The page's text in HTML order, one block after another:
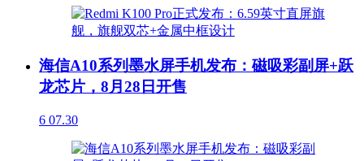
海信A10系列墨水屏手机发布：磁吸彩副屏+跃
龙芯片，8月28日开售
6 07.30